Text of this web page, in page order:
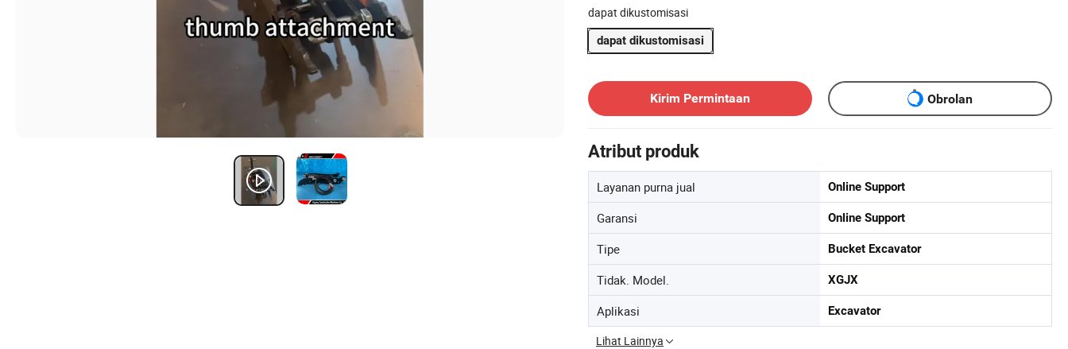
dapat dikustomisasi
dapat dikustomisasi
Kirim Permintaan
Obrolan
Atribut produk
Layanan purna jual Online Support
Garansi Online Support
Tipe Bucket Excavator
Tidak. Model. XGJX
Aplikasi Excavator
Lihat Lainnya